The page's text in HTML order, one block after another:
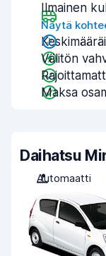
Ilmainen
Näytä
Välitön
Maksa
Daihatsu
Automaatti